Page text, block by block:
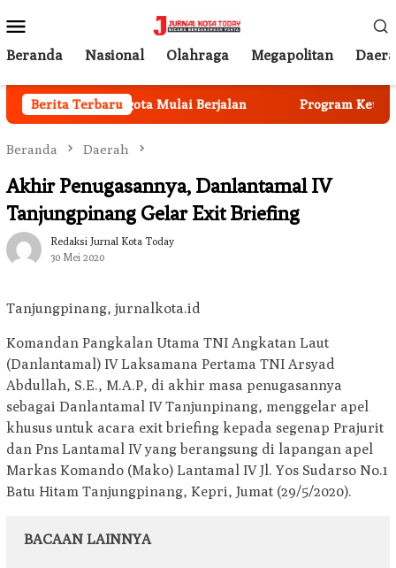
ke
kontenMobile
Beranda Nasional Olahraga Megapolitan
Berita Terbaru
Anggota Mulai Berjalan Program
Beranda Daerah
Akhir Penugasannya, Danlantamal IV
Tanjungpinang Gelar Exit Briefing
Redaksi Jurnal Kota Today
30 Mei 2020
Tanjungpinang, jurnalkota.id
Komandan Pangkalan Utama TNI Angkatan Laut
(Danlantamal) IV Laksamana Pertama TNI Arsyad
Abdullah, S.E., M.A.P, di akhir masa penugasannya
sebagai Danlantamal IV Tanjunpinang, menggelar apel
khusus untuk acara exit briefing kepada segenap Prajurit
dan Pns Lantamal IV yang berangsung di lapangan apel
Markas Komando (Mako) Lantamal IV Jl. Yos Sudarso No.1
Batu Hitam Tanjungpinang, Kepri, Jumat (29/5/2020).
BACAAN LAINNYA